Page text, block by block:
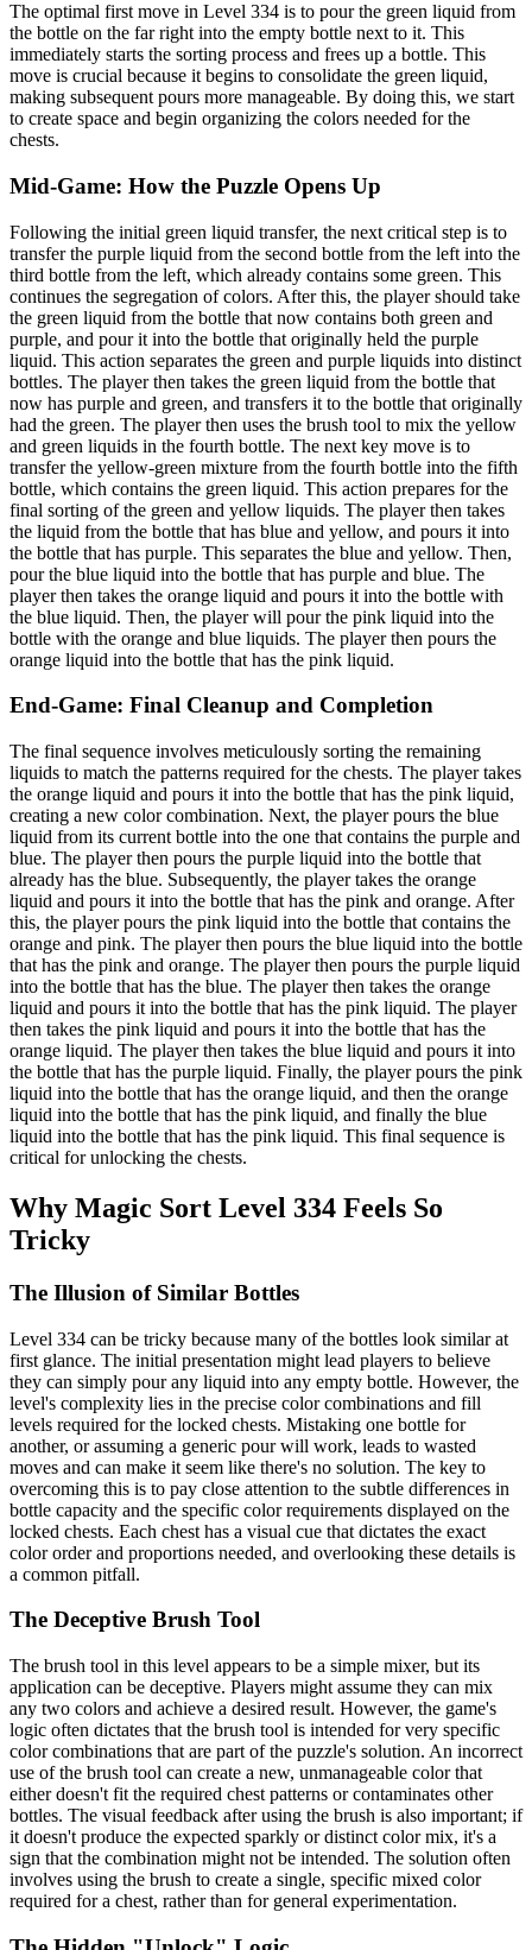
The optimal first move in Level 334 is to pour the green liquid from
the bottle on the far right into the empty bottle next to it. This
immediately starts the sorting process and frees up a bottle. This
move is crucial because it begins to consolidate the green liquid,
making subsequent pours more manageable. By doing this, we start
to create space and begin organizing the colors needed for the
chests.
Mid-Game: How the Puzzle Opens Up
Following the initial green liquid transfer, the next critical step is to
transfer the purple liquid from the second bottle from the left into the
third bottle from the left, which already contains some green. This
continues the segregation of colors. After this, the player should take
the green liquid from the bottle that now contains both green and
purple, and pour it into the bottle that originally held the purple
liquid. This action separates the green and purple liquids into distinct
bottles. The player then takes the green liquid from the bottle that
now has purple and green, and transfers it to the bottle that originally
had the green. The player then uses the brush tool to mix the yellow
and green liquids in the fourth bottle. The next key move is to
transfer the yellow-green mixture from the fourth bottle into the fifth
bottle, which contains the green liquid. This action prepares for the
final sorting of the green and yellow liquids. The player then takes
the liquid from the bottle that has blue and yellow, and pours it into
the bottle that has purple. This separates the blue and yellow. Then,
pour the blue liquid into the bottle that has purple and blue. The
player then takes the orange liquid and pours it into the bottle with
the blue liquid. Then, the player will pour the pink liquid into the
bottle with the orange and blue liquids. The player then pours the
orange liquid into the bottle that has the pink liquid.
End-Game: Final Cleanup and Completion
The final sequence involves meticulously sorting the remaining
liquids to match the patterns required for the chests. The player takes
the orange liquid and pours it into the bottle that has the pink liquid,
creating a new color combination. Next, the player pours the blue
liquid from its current bottle into the one that contains the purple and
blue. The player then pours the purple liquid into the bottle that
already has the blue. Subsequently, the player takes the orange
liquid and pours it into the bottle that has the pink and orange. After
this, the player pours the pink liquid into the bottle that contains the
orange and pink. The player then pours the blue liquid into the bottle
that has the pink and orange. The player then pours the purple liquid
into the bottle that has the blue. The player then takes the orange
liquid and pours it into the bottle that has the pink liquid. The player
then takes the pink liquid and pours it into the bottle that has the
orange liquid. The player then takes the blue liquid and pours it into
the bottle that has the purple liquid. Finally, the player pours the pink
liquid into the bottle that has the orange liquid, and then the orange
liquid into the bottle that has the pink liquid, and finally the blue
liquid into the bottle that has the pink liquid. This final sequence is
critical for unlocking the chests.
Why Magic Sort Level 334 Feels So
Tricky
The Illusion of Similar Bottles
Level 334 can be tricky because many of the bottles look similar at
first glance. The initial presentation might lead players to believe
they can simply pour any liquid into any empty bottle. However, the
level's complexity lies in the precise color combinations and fill
levels required for the locked chests. Mistaking one bottle for
another, or assuming a generic pour will work, leads to wasted
moves and can make it seem like there's no solution. The key to
overcoming this is to pay close attention to the subtle differences in
bottle capacity and the specific color requirements displayed on the
locked chests. Each chest has a visual cue that dictates the exact
color order and proportions needed, and overlooking these details is
a common pitfall.
The Deceptive Brush Tool
The brush tool in this level appears to be a simple mixer, but its
application can be deceptive. Players might assume they can mix
any two colors and achieve a desired result. However, the game's
logic often dictates that the brush tool is intended for very specific
color combinations that are part of the puzzle's solution. An incorrect
use of the brush tool can create a new, unmanageable color that
either doesn't fit the required chest patterns or contaminates other
bottles. The visual feedback after using the brush is also important; if
it doesn't produce the expected sparkly or distinct color mix, it's a
sign that the combination might not be intended. The solution often
involves using the brush to create a single, specific mixed color
required for a chest, rather than for general experimentation.